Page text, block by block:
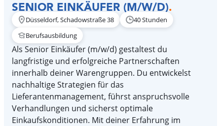
SENIOR EINKÄUFER (M/W/D).
Düsseldorf, Schadowstraße 38
40 Stunden
Berufsausbildung
Als Senior Einkäufer (m/w/d) gestaltest du
langfristige und erfolgreiche Partnerschaften
innerhalb deiner Warengruppen. Du entwickelst
nachhaltige Strategien für das
Lieferantenmanagement, führst anspruchsvolle
Verhandlungen und sicherst optimale
Einkaufskonditionen. Mit deiner Erfahrung im